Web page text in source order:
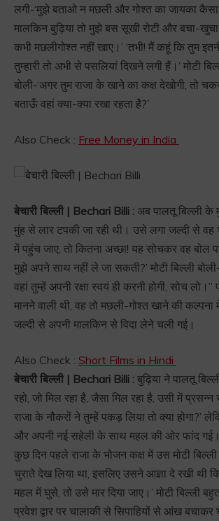
लगी-‘मुझे बताओ न मछली और गोश्त का जायका कैसा
मालकिन बुढ़िया तो मुझे बस सूखी रोटी और बचा-
कभी मछलीगोश्त नहीं खाए।’ ‘तभी! मैं कहूं कि तुम
तुम्हारी तो अभी से पसलियां दिखने लगी हैं।’ मोटी
बोली-‘अगर तुम राजा के खाने का कक्ष देखोगी, तो
बताऊँ वहां क्या-क्या रखा रहता है?’
Also Check : Free Money in India
बेचारी बिल्ली | Bechari Billi : अब पालतू बिल्ली के
मुंह से लार टपकी जा रही थी। उसे लगा जल्दी से वह
में पहुंच जाए, तो कितना अच्छा! यह सोचकर वह बोल
मुझे अपने साथ नहीं ले जा सकती?’ मोटी बिल्ली
वहां तुम्हें अपनी रक्षा स्वयं ही करनी होगी, सोच
मानने वाली थी, वह तो मछली-गोश्त खाने की कल्पना
जल्दी से अपनी मालकिन से विदा लेने चली गई।
Also Check : Short Films in Hindi
बेचारी बिल्ली | Bechari Billi : बुढ़िया ने पालतू
रहो, जो मिल रहा है, जैसा मिल रहा है, उसी में प्रसन्न
राजा के नौकरों ने तुम्हें पकड़ लिया तो क्या होगा?’
और अपनी नई सहेली के साथ महल की ओर फांद गई।
कुछ दिन पहले राजा के भोजन कक्ष में उस मोटी
चुराते देख लिया था, इसलिए उसने आज्ञा दे रखी थी कि
महल में घुसे, तो उसे मार दिया जाए।’ मोटी बिल्ली
प्रवेश द्वार पर चालाकी से सिपाहियों से आंख